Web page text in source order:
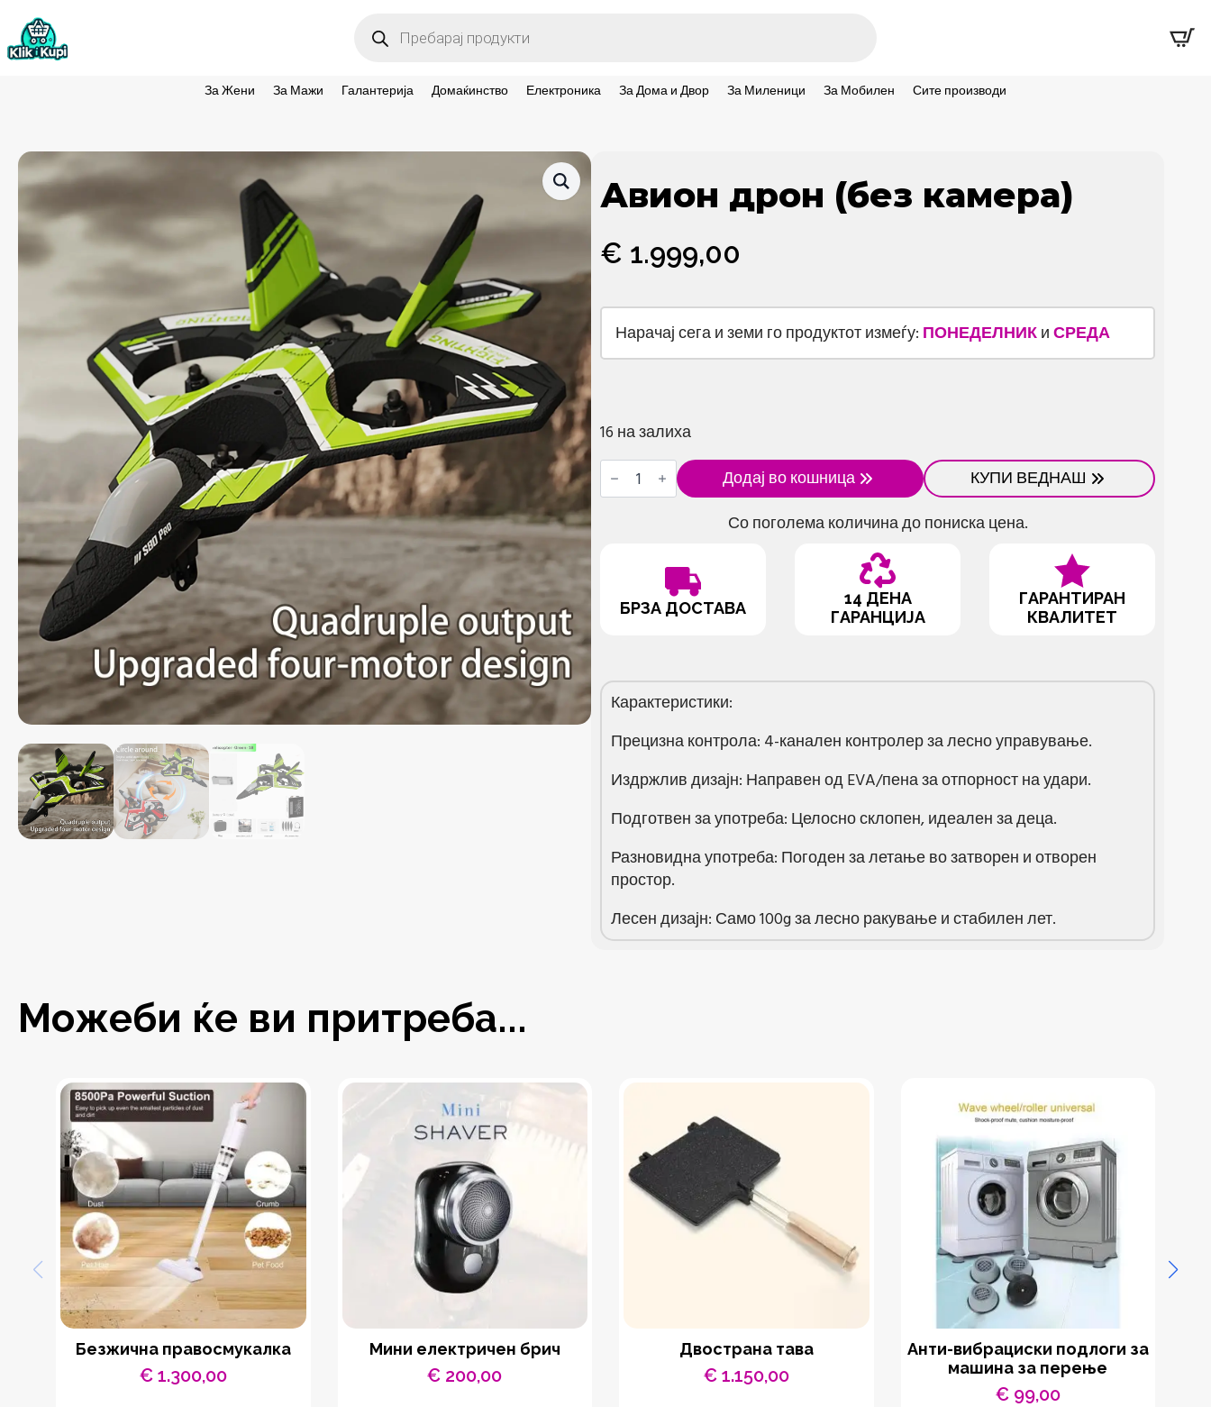
search
За Жени За Мажи Галантерија Домаќинство Електроника За Дома и Двор За Миленици За Мобилен Сите производи
Авион дрон (без камера)
€ 1.999,00
Нарачај сега и земи го продуктот измеѓу: ПОНЕДЕЛНИК и СРЕДА
16 на залиха
Авион
дрон
(без
Додај во кошница
КУПИ ВЕДНАШ
Со поголема количина до пониска цена.
БРЗА ДОСТАВА
14 ДЕНА
ГАРАНЦИЈА
ГАРАНТИРАН
КВАЛИТЕТ
Карактеристики:
Прецизна контрола: 4-канален контролер за лесно управување.
Издржлив дизајн: Направен од EVA/пена за отпорност на удари.
Подготвен за употреба: Целосно склопен, идеален за деца.
Разновидна употреба: Погоден за летање во затворен и отворен
простор.
Лесен дизајн: Само 100g за лесно ракување и стабилен лет.
Можеби ќе ви притреба...
Безжична правосмукалка
€1.300,00
Мини електричен брич
€ 200,00
Двострана тава
€1.150,00
Анти-вибрациски подлоги за
машина за перење
€99,00